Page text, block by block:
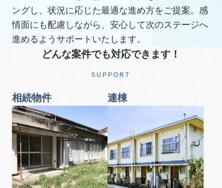
ングし、状況に応じた最適な進め方をご提案。感
情面にも配慮しながら、安心して次のステージへ
進めるようサポートいたします。
どんな案件でも対応できます！
SUPPORT
相続物件 連棟